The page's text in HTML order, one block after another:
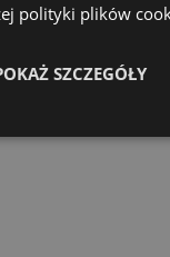
polityki plików
SZCZEGÓŁY